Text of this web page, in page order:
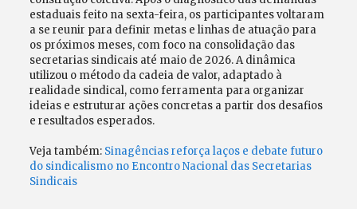
estaduais feito na sexta-feira, os participantes voltaram
a se reunir para definir metas e linhas de atuação para
os próximos meses, com foco na consolidação das
secretarias sindicais até maio de 2026. A dinâmica
utilizou o método da cadeia de valor, adaptado à
realidade sindical, como ferramenta para organizar
ideias e estruturar ações concretas a partir dos desafios
e resultados esperados.
Veja também: Sinagências reforça laços e debate futuro
do sindicalismo no Encontro Nacional das Secretarias
Sindicais